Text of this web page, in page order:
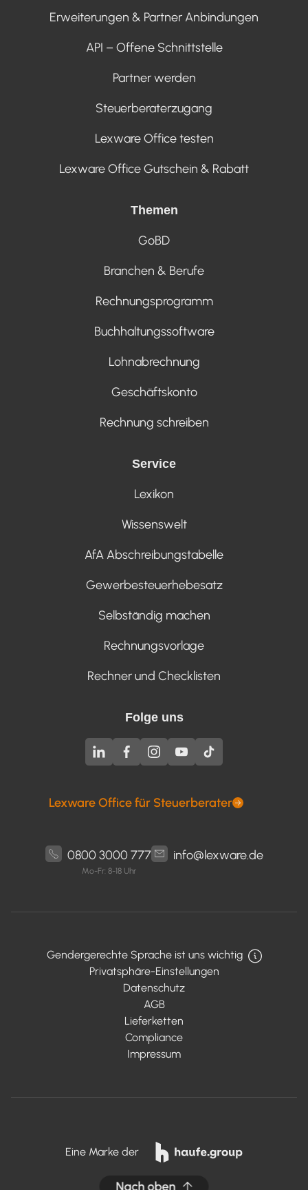
Erweiterungen & Partner Anbindungen
API – Offene Schnittstelle
Partner werden
Steuerberaterzugang
Lexware Office testen
Lexware Office Gutschein & Rabatt
Themen
GoBD
Branchen & Berufe
Rechnungsprogramm
Buchhaltungssoftware
Lohnabrechnung
Geschäftskonto
Rechnung schreiben
Service
Lexikon
Wissenswelt
AfA Abschreibungstabelle
Gewerbesteuerhebesatz
Selbständig machen
Rechnungsvorlage
Rechner und Checklisten
Folge uns
Lexware Office für Steuerberater
0800 3000 777
Mo-Fr: 8-18 Uhr
info@lexware.de
Privatsphäre-Einstellungen
Datenschutz
AGB
Lieferketten
Compliance
Impressum
Gendergerechte Sprache ist uns wichtig
Eine Marke der
Nach oben